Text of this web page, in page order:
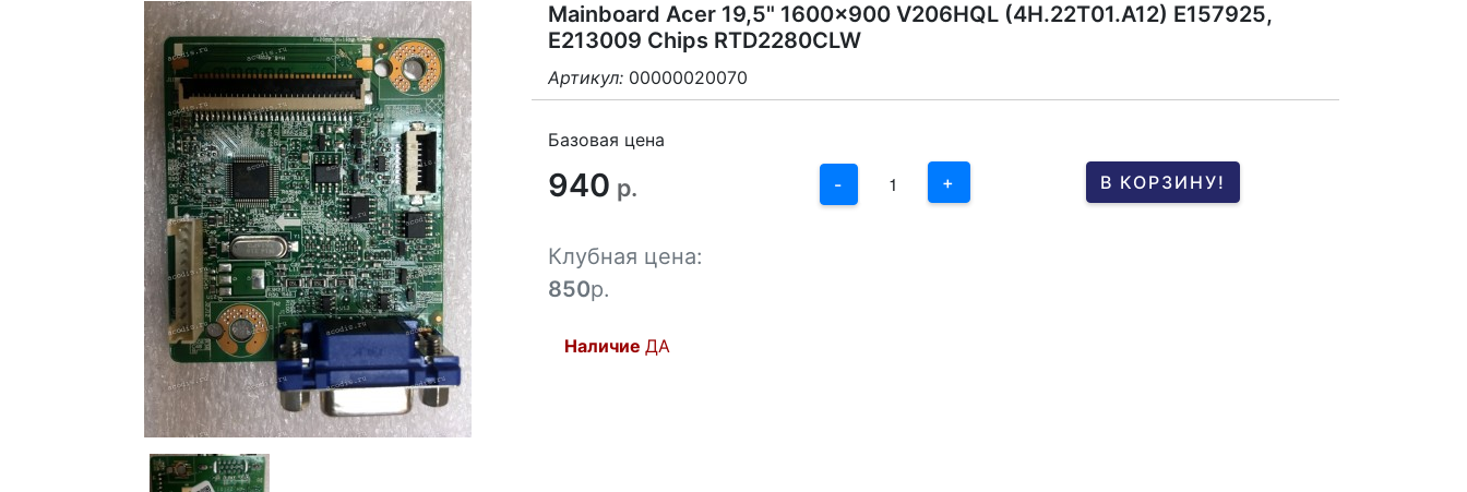
Mainboard Acer 19,5" 1600x900 V206HQL (4H.22T01.A12) E157925,
E213009 Chips RTD2280CLW
Артикул: 00000020070
Базовая цена
940 р. -
3
1
+ В КОРЗИНУ!
Клубная цена:
850р.
Наличие ДА